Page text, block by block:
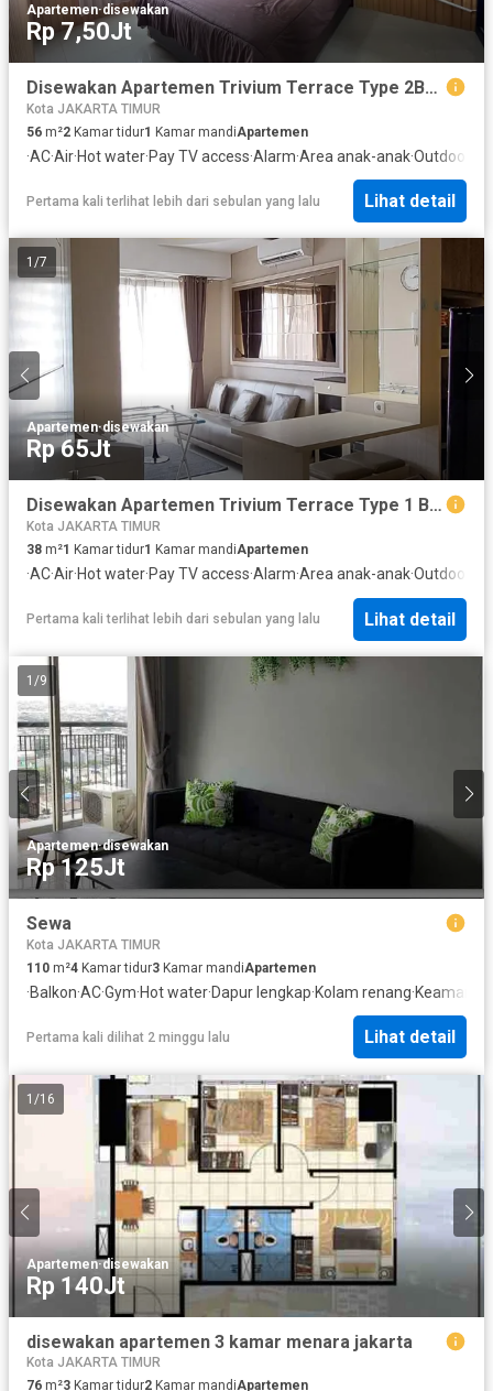
Apartemen·disewakan
Rp 7,50Jt
Disewakan Apartemen Trivium Terrace Type 2BR - Sewa Bulanan
Kota JAKARTA TIMUR
56 m²2 Kamar tidur1 Kamar mandiApartemen
·AC·Air·Hot water·Pay TV access·Alarm·Area anak-anak·Outdoor
Pertama kali terlihat lebih dari sebulan yang lalu Lihat detail
1 /7
Apartemen·disewakan
Rp 65Jt
Disewakan Apartemen Trivium Terrace Type 1 Bedroom - Cikarang Bekasi
Kota JAKARTA TIMUR
38 m²1 Kamar tidur1 Kamar mandiApartemen
·AC·Air·Hot water·Pay TV access·Alarm·Area anak-anak·Outdoor
Pertama kali terlihat lebih dari sebulan yang lalu Lihat detail
1 /9
Apartemen·disewakan
Rp 125Jt
Sewa
Kota JAKARTA TIMUR
110 m²4 Kamar tidur3 Kamar mandiApartemen
·Balkon·AC·Gym·Hot water·Dapur lengkap·Kolam renang·
Pertama kali dilihat 2 minggu lalu Lihat detail
1 /16
Apartemen·disewakan
Rp 140Jt
disewakan apartemen 3 kamar menara jakarta
Kota JAKARTA TIMUR
76 m²3 Kamar tidur2 Kamar mandiApartemen